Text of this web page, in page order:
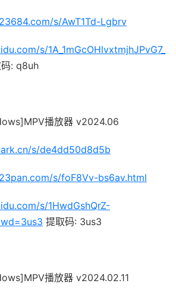
s/AwT1Td-Lgbrv
s/1A_1mGcOHlvxtmjhJPvG7_
: q8uh
播放器 v2024.06
s/de4dd50d8d5b
s/foF8Vv-bs6av.html
s/1HwdGshQrZ-
提取码: 3us3
播放器 v2024.02.11